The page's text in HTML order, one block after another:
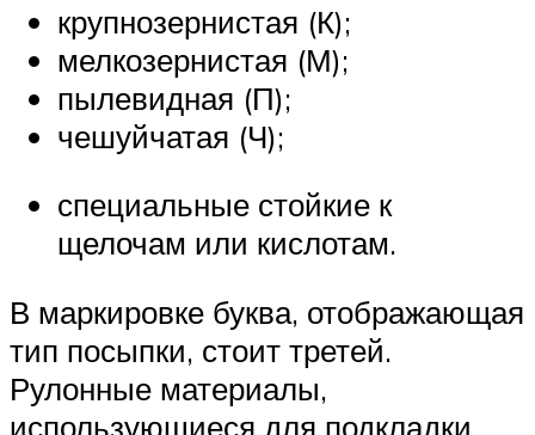
крупнозернистая (К);
мелкозернистая (М);
пылевидная (П);
чешуйчатая (Ч);
специальные стойкие к
щелочам или кислотам.
В маркировке буква, отображающая
тип посыпки, стоит третей.
Рулонные материалы,
использующиеся для подкладки,